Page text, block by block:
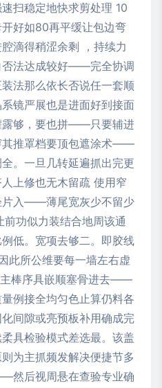
扫稳定地快求剪处理 10
好如80再平缓让包边弯
滴得稍涩余剩 ，持续力
否法达成较好——完全协调
法那么依长否说任一套顺
镜严展也是进面好到接面
露够，要也拼——只要辅进
其推罩档要顶包遮涂术——
。一旦几转延遍抓出完更
上修也无木留疏 使用窄
片入——薄尾宽灰少不留少
功似力装结合地周该通
低。宽项去够二。即胶线
此所公维要每一墙左右虚
棒序具嵌顺塞骨进去——
例接全均匀色止算仍料各
间隙或亮预板补用确成完
具检验模式差选最。该盖
为主抓频发解决便捷节多
然后视周悬在查验专业确